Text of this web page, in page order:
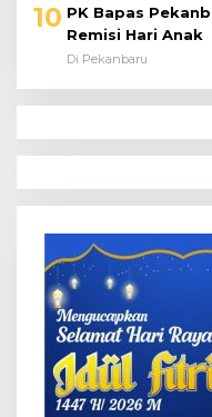
10 PK Bapas
Remisi Hari Anak
Di Pekanbaru